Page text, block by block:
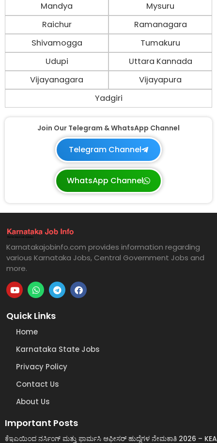
Mandya
Mysuru
Raichur
Ramanagara
Shivamogga
Tumakuru
Udupi
Uttara Kannada
Vijayanagara
Vijayapura
Yadgiri
Join Our Telegram & WhatsApp Channel
Telegram Channel
WhatsApp Channel
Karnatakajobinfo.com provides information regarding
various Karnataka Jobs, Central Government Jobs and
more.
Quick Links
Home
Karnataka State Jobs
Privacy Policy
Contact Us
About Us
Important Posts
ಕೆಇಎಯಿಂದ ನರ್ಸಿಂಗ್ ಮತ್ತು ಫಾರ್ಮಸಿ ಆಫೀಸರ್ ಹುದ್ದೆಗಳ ನೇಮಕಾತಿ 2026 – KEA